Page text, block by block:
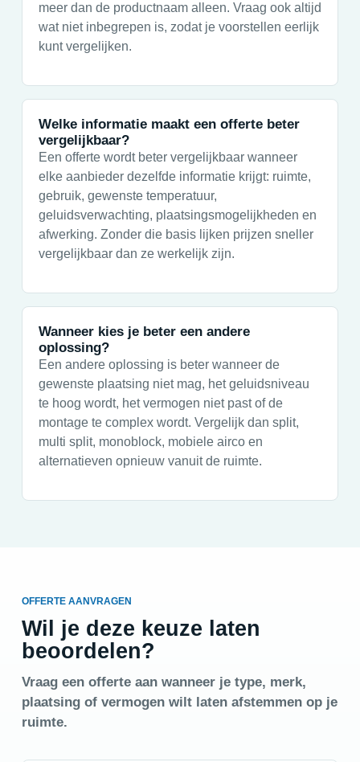
meer dan de productnaam alleen. Vraag ook altijd
wat niet inbegrepen is, zodat je voorstellen eerlijk
kunt vergelijken.
Welke informatie maakt een offerte beter
vergelijkbaar?
Een offerte wordt beter vergelijkbaar wanneer
elke aanbieder dezelfde informatie krijgt: ruimte,
gebruik, gewenste temperatuur,
geluidsverwachting, plaatsingsmogelijkheden en
afwerking. Zonder die basis lijken prijzen sneller
vergelijkbaar dan ze werkelijk zijn.
Wanneer kies je beter een andere
oplossing?
Een andere oplossing is beter wanneer de
gewenste plaatsing niet mag, het geluidsniveau
te hoog wordt, het vermogen niet past of de
montage te complex wordt. Vergelijk dan split,
multi split, monoblock, mobiele airco en
alternatieven opnieuw vanuit de ruimte.
OFFERTE AANVRAGEN
Wil je deze keuze laten
beoordelen?
Vraag een offerte aan wanneer je type, merk,
plaatsing of vermogen wilt laten afstemmen op je
ruimte.